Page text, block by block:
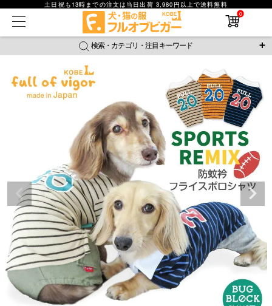
土日祝も13時までの注文は当日出荷 3,980円以上で送料無料
0
検索・カテゴリ・注目キーワード
ジャージ 防蚊 腹巻 撥水レイン ラッシュガード
おそろコーデ 背中開きアイテム
新作アイテム
返品・交換について ご利用ガイド
詳細検索
在庫なし商品
在庫なし商品を表示しない
並び順
新着順
価格が安い順
価格が高い順
レビュー数順
検索